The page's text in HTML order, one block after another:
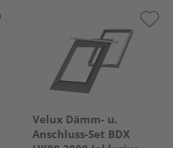
Velux Dämm- u.
Anschluss-Set BDX